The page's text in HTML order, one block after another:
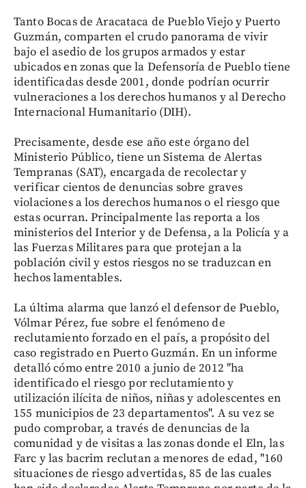
Tanto Bocas de Aracataca de Pueblo Viejo y Puerto
Guzmán, comparten el crudo panorama de vivir
bajo el asedio de los grupos armados y estar
ubicados en zonas que la Defensoría de Pueblo tiene
identificadas desde 2001, donde podrían ocurrir
vulneraciones a los derechos humanos y al Derecho
Internacional Humanitario (DIH).
Precisamente, desde ese año este órgano del
Ministerio Público, tiene un Sistema de Alertas
Tempranas (SAT), encargada de recolectar y
verificar cientos de denuncias sobre graves
violaciones a los derechos humanos o el riesgo que
estas ocurran. Principalmente las reporta a los
ministerios del Interior y de Defensa, a la Policía y a
las Fuerzas Militares para que protejan a la
población civil y estos riesgos no se traduzcan en
hechos lamentables.
La última alarma que lanzó el defensor de Pueblo,
Vólmar Pérez, fue sobre el fenómeno de
reclutamiento forzado en el país, a propósito del
caso registrado en Puerto Guzmán. En un informe
detalló cómo entre 2010 a junio de 2012 "ha
identificado el riesgo por reclutamiento y
utilización ilícita de niños, niñas y adolescentes en
155 municipios de 23 departamentos". A su vez se
pudo comprobar, a través de denuncias de la
comunidad y de visitas a las zonas donde el Eln, las
Farc y las bacrim reclutan a menores de edad, "160
situaciones de riesgo advertidas, 85 de las cuales